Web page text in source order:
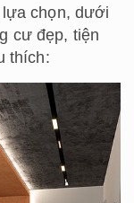
chọn, dưới
cư đẹp, tiện
thích: